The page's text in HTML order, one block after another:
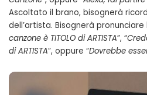
Ascoltato il brano, bisognerà
dell’artista. Bisognerà
canzone è TITOLO di ARTISTA”, “
di ARTISTA”, oppure “Dovrebbe